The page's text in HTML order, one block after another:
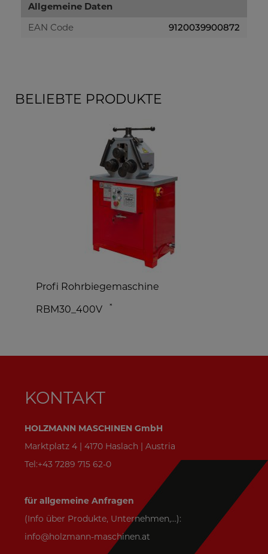
Allgemeine Daten
EAN Code
9120039900872
BELIEBTE PRODUKTE
Profi Rohrbiegemaschine
RBM30_400V
*
KONTAKT
HOLZMANN MASCHINEN GmbH
Marktplatz 4 | 4170 Haslach | Austria
Tel:+43 7289 715 62-0
für allgemeine Anfragen
(Info über Produkte, Unternehmen,...):
info@holzmann-maschinen.at